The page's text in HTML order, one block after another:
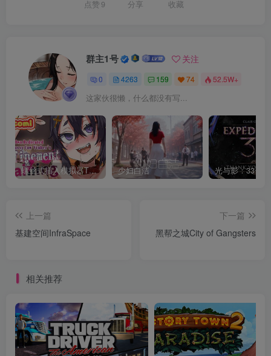
点赞 9 分享 收藏
群主1号 关注
0 4263 159 74 52.5W+
这家伙很懒，什么都没有写...
螺丝式插入模拟器TMA02 少妇白洁
上一篇
基建空间InfraSpace
下一篇
黑帮之城City of Gangsters
相关推荐